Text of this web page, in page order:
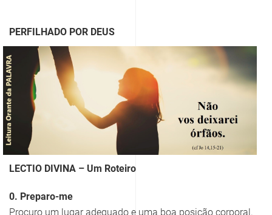
PERFILHADO POR DEUS
LECTIO DIVINA – Um Roteiro
0. Preparo-me
Procuro um lugar adequado e uma boa posição corporal.